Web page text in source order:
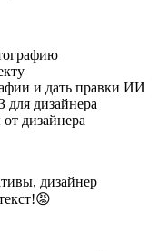
и дать правки ИИ
для дизайнера
дизайнера
дизайнер